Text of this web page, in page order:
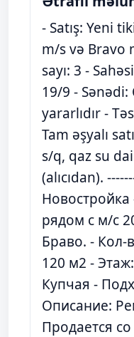
- Satış: Yeni
m/s və Bravo
sayı: 3 -
19/9 - Sənədi:
yararlıdır -
Tam ⁠əşyalı
s/q, qaz su
(alıcıdan).
Новостройка
рядом с м/с
Браво. -
120 м2 -
Купчая -
Описание:
Продается